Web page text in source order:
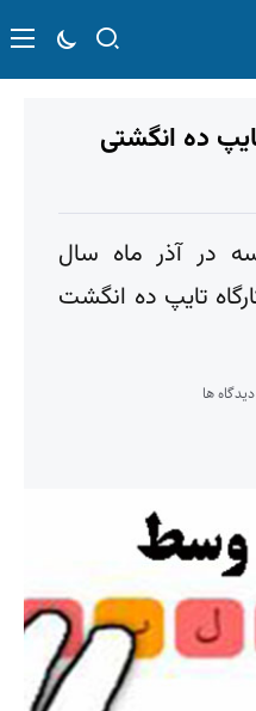
ده انگشتی
در آذر ماه سال
تایپ ده انگشت